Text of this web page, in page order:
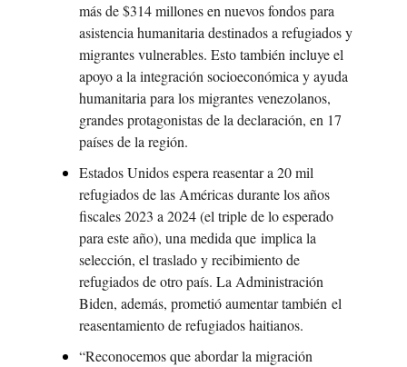
más de $314 millones en nuevos fondos para
asistencia humanitaria destinados a refugiados y
migrantes vulnerables. Esto también incluye el
apoyo a la integración socioeconómica y ayuda
humanitaria para los migrantes venezolanos,
grandes protagonistas de la declaración, en 17
países de la región.
Estados Unidos espera reasentar a 20 mil
refugiados de las Américas durante los años
fiscales 2023 a 2024 (el triple de lo esperado
para este año), una medida que implica la
selección, el traslado y recibimiento de
refugiados de otro país. La Administración
Biden, además, prometió aumentar también el
reasentamiento de refugiados haitianos.
“Reconocemos que abordar la migración